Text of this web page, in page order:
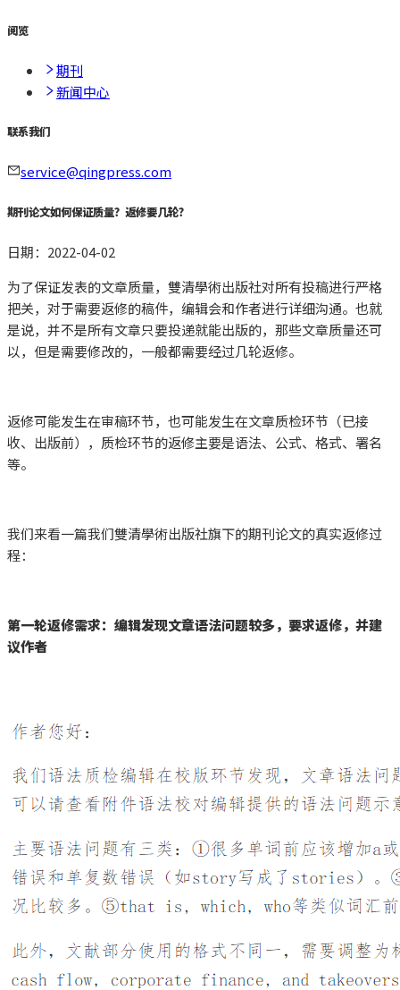
阅览
期刊
新闻中心
联系我们
service@qingpress.com
期刊论文如何保证质量？返修要几轮？
日期： 2022-04-02
为了保证发表的文章质量，雙清學術出版社对所有投稿进行严格
把关，对于需要返修的稿件，编辑会和作者进行详细沟通。也就
是说，并不是所有文章只要投递就能出版的，那些文章质量还可
以，但是需要修改的，一般都需要经过几轮返修。
返修可能发生在审稿环节，也可能发生在文章质检环节（已接
收、出版前），质检环节的返修主要是语法、公式、格式、署名
等。
我们来看一篇我们雙清學術出版社旗下的期刊论文的真实返修过
程：
第一轮返修需求：编辑发现文章语法问题较多，要求返修，并建
议作者